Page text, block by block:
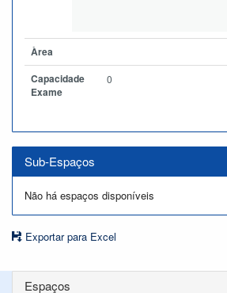
Àrea
Capacidade
Exame
0
Sub-Espaços
Não há espaços disponíveis
Exportar para Excel
Espaços